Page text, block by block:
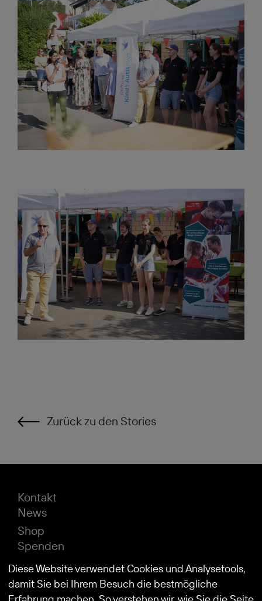
Zurück zu den Stories
Kontakt
News
Shop
Spenden
Impressum
Datenschutz
Diese Website verwendet Cookies und Analysetools,
damit Sie bei Ihrem Besuch die bestmögliche